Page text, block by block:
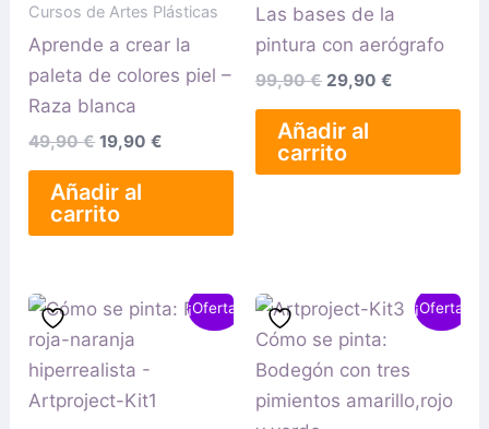
Cursos de Artes Plásticas
Aprende a crear la
paleta de colores piel –
Raza blanca
49,90€ 19,90€
Añadir al
carrito
Las bases de la
pintura con aerógrafo
99,90€ 29,90 €
Añadir al
carrito
¡Oferta!
El
precio
original
era:
El
precio
¡Oferta!
El
precio
original
era:
El
precio
es: